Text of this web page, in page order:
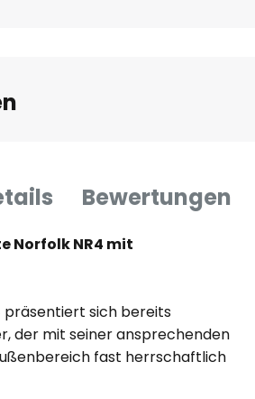
Bewertungen
Norfolk NR4 mit
präsentiert sich bereits
der mit seiner ansprechenden
fast herrschaftlich
wird und das Licht